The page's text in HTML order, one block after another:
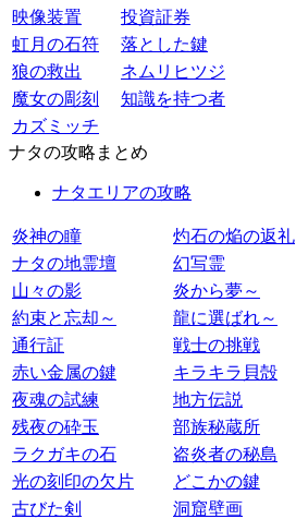
映像装置
投資証券
虹月の石符
落とした鍵
狼の救出
ネムリヒツジ
魔女の彫刻
知識を持つ者
カズミッチ
ナタの攻略まとめ
ナタエリアの攻略
炎神の瞳
灼石の焔の返礼
ナタの地霊壇
幻写霊
山々の影
炎から夢～
約束と忘却～
龍に選ばれ～
通行証
戦士の挑戦
赤い金属の鍵
キラキラ貝殻
夜魂の試練
地方伝説
残夜の砕玉
部族秘蔵所
ラクガキの石
盗炎者の秘島
光の刻印の欠片
どこかの鍵
古びた剣
洞窟壁画